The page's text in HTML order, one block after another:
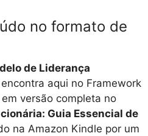
no formato de
de Liderança
aqui no Framework
versão completa no
Guia Essencial de
na Amazon Kindle por um